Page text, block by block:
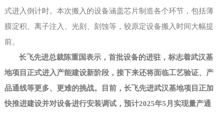
式进入倒计时。本次搬入的设备涵盖芯片制造各个环节，包括薄
膜淀积、离子注入、光刻、刻蚀等，较原定设备搬入时间大幅提
前。
长飞先进总裁陈重国表示，首批设备的进驻，标志着武汉基
地项目正式进入产能建设新阶段，接下来还将面临工艺验证、产
品通线等更多、更难的挑战。目前，长飞先进武汉基地项目正加
快推进建设并对设备进行安装调试，预计2025年5月实现量产通